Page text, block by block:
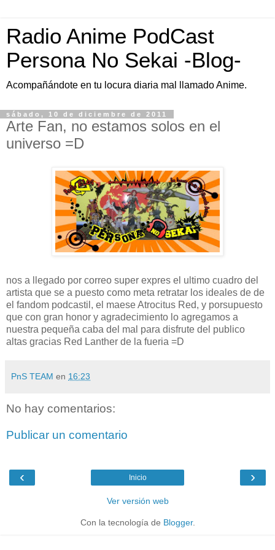
Radio Anime PodCast
Persona No Sekai -Blog-
Acompañándote en tu locura diaria mal llamado Anime.
sábado, 10 de diciembre de 2011
Arte Fan, no estamos solos en el
universo =D
nos a llegado por correo super expres el ultimo cuadro del
artista que se a puesto como meta retratar los ideales de de
el fandom podcastil, el maese Atrocitus Red, y porsupuesto
que con gran honor y agradecimiento lo agregamos a
nuestra pequeña caba del mal para disfrute del publico
altas gracias Red Lanther de la fueria =D
PnS TEAM en 16:23
No hay comentarios:
Publicar un comentario
‹ ›
Inicio
Ver versión web
Con la tecnología de Blogger.